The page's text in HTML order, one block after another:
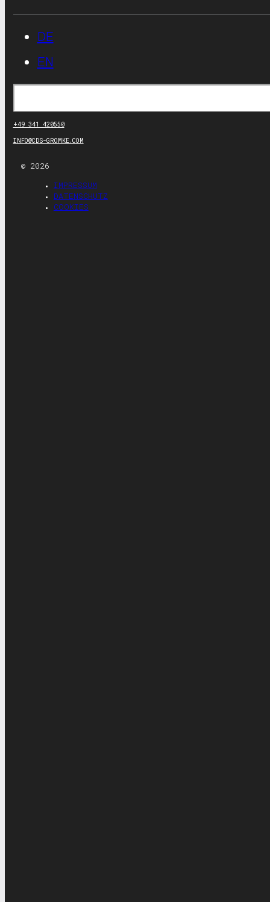
DE
EN
Suchen
+49 341 420550
INFO@CDS-GROMKE.COM
© 2026
IMPRESSUM
DATENSCHUTZ
COOKIES